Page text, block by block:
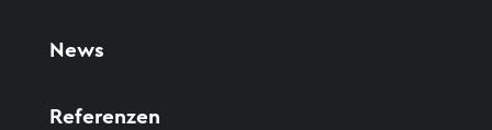
News
Referenzen